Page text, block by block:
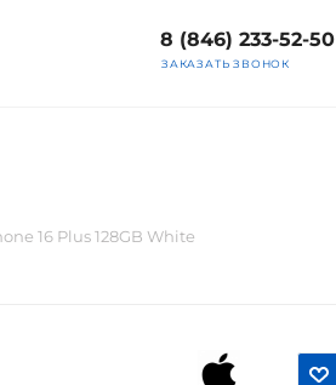
8 (846) 233-52-50
ЗАКАЗАТЬ ЗВОНОК
16 Plus 128GB White